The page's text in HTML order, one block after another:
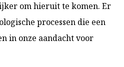
om hieruit te komen. Er
processen die een
in onze aandacht voor